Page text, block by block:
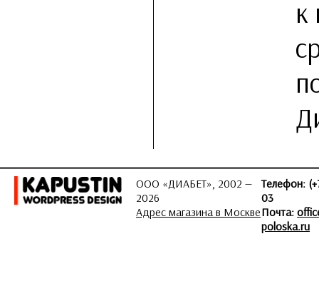
к
ООО «ДИАБЕТ», 2002 —
2026
Адрес магазина в Москве
Телефон:
03
Почта:
poloska.ru